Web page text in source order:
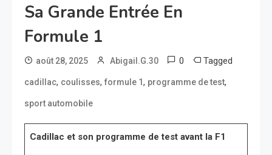
Sa Grande Entrée En
Formule 1
août 28, 2025 Abigail.G.30 0 Tagged
cadillac, coulisses, formule 1, programme de test,
sport automobile
Cadillac et son programme de test avant la F1